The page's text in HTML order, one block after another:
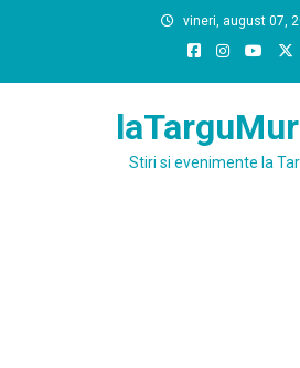
vineri, august 07,
Stiri si evenimente la